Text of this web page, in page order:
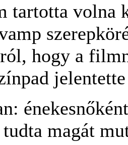
tartotta volna
hogy a
magát